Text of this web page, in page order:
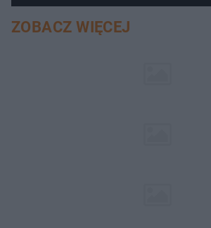
ZOBACZ WIĘCEJ